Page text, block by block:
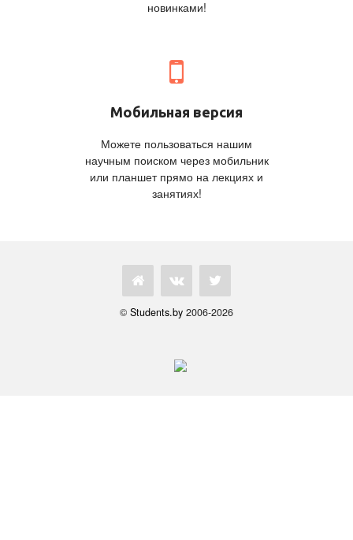
новинками!
Мобильная версия
Можете пользоваться нашим
научным поиском через мобильник
или планшет прямо на лекциях и
занятиях!
© Students.by 2006-2026